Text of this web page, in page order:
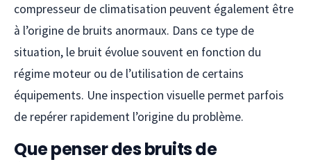
compresseur de climatisation peuvent également être
à l’origine de bruits anormaux. Dans ce type de
situation, le bruit évolue souvent en fonction du
régime moteur ou de l’utilisation de certains
équipements. Une inspection visuelle permet parfois
de repérer rapidement l’origine du problème.
Que penser des bruits de